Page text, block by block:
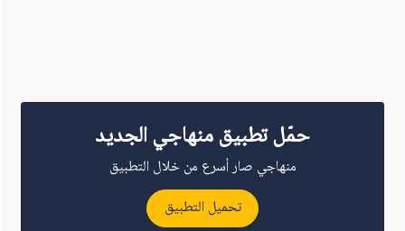
حمّل تطبيق منهاجي الجديد
منهاجي صار أسرع من خلال التطبيق
تحميل التطبيق